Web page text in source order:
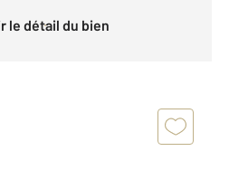
le détail du bien